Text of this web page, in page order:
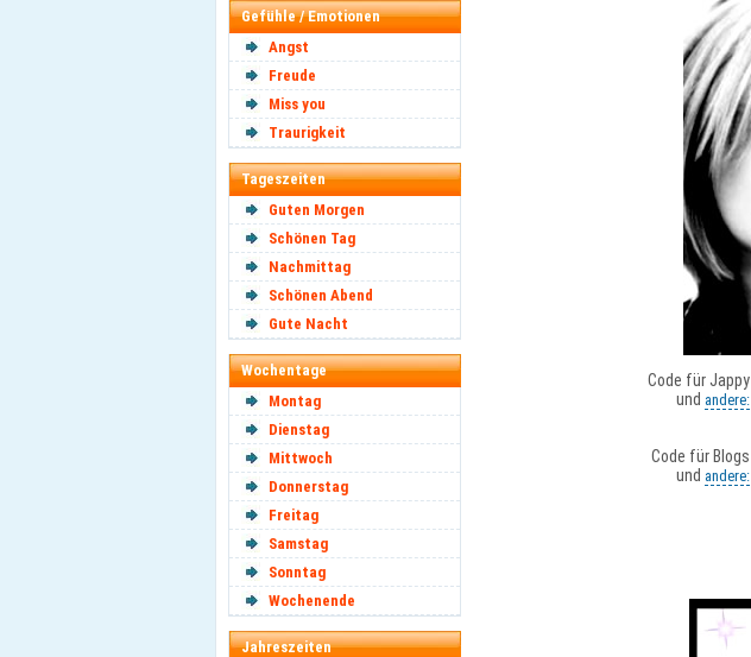
Gefühle / Emotionen
Angst
Freude
Miss you
Traurigkeit
Tageszeiten
Guten Morgen
Schönen Tag
Nachmittag
Schönen Abend
Gute Nacht
Wochentage
Montag
Dienstag
Mittwoch
Donnerstag
Freitag
Samstag
Sonntag
Wochenende
Jahreszeiten
Code für Jappy
und andere:
Code für Blogs
und andere: